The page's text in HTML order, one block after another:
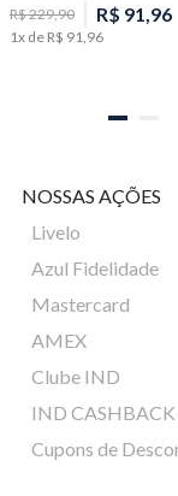
R$229,90 R$ 91,96
1x de R$ 91 96
NOSSAS AÇÕES
Livelo
Azul Fidelidade
Mastercard
AMEX
Clube IND
IND CASHBACK
Cupons de